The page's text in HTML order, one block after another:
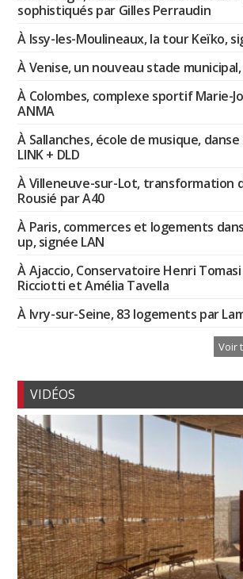
sophistiqués par Gilles Perraudin
À Issy-les-Moulineaux, la tour Keïko,
À Venise, un nouveau stade
À Colombes, complexe sportif Marie-
ANMA
À Sallanches, école de musique,
LINK + DLD
À Villeneuve-sur-Lot, transformation
Rousié par A40
À Paris, commerces et logements
up, signée LAN
À Ajaccio, Conservatoire Henri
Ricciotti et Amélia Tavella
À Ivry-sur-Seine, 83 logements par
Voir
VIDÉOS